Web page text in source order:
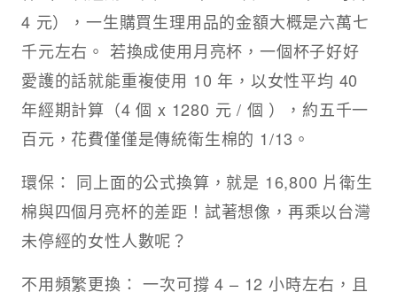
4 元），一生購買生理用品的金額大概是六萬七
千元左右。 若換成使用月亮杯，一個杯子好好
愛護的話就能重複使用 10 年，以女性平均 40
年經期計算（4 個 x 1280 元 / 個 ），約五千一
百元，花費僅僅是傳統衛生棉的 1/13。
環保： 同上面的公式換算，就是 16,800 片衛生
棉與四個月亮杯的差距！試著想像，再乘以台灣
未停經的女性人數呢？
不用頻繁更換： 一次可撐 4 – 12 小時左右，且